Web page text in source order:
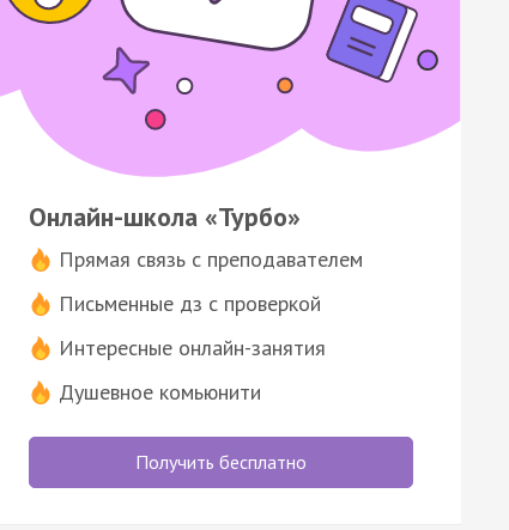
Онлайн-школа «Турбо»
Прямая связь с преподавателем
Письменные дз с проверкой
Интересные онлайн-занятия
Душевное комьюнити
Получить бесплатно